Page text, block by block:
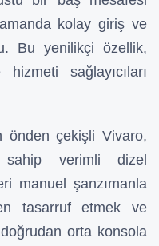
kolay giriş ve
Bu yenilikçi özellik,
sağlayıcıları
önden çekişli Vivaro,
sahip verimli dizel
manuel şanzımanla
tasarruf etmek ve
orta konsola